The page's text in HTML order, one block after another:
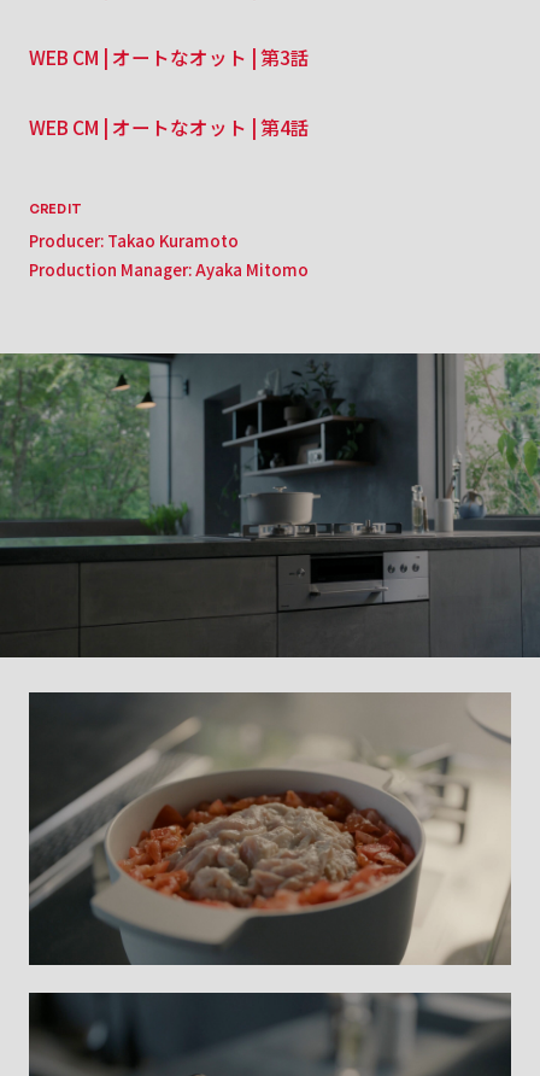
WEB CM | オートなオット | 第3話
WEB CM | オートなオット | 第4話
CREDIT
Producer: Takao Kuramoto
Production Manager: Ayaka Mitomo